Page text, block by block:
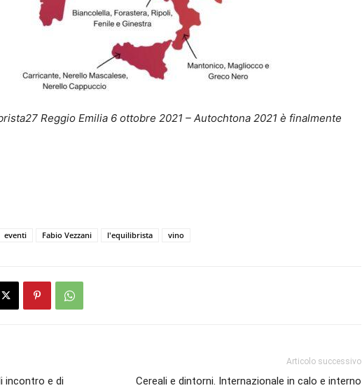
Reggio Emilia 6 ottobre 2021 – Autochtona 2021 è finalmente
eventi Fabio Vezzani l'equilibrista vino
incontro e di
Articolo successivo
Cereali e dintorni. Internazionale in calo e interno